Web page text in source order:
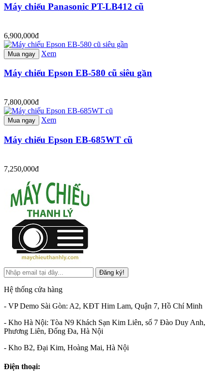
Máy chiếu Panasonic PT-LB412 cũ
6,900,000đ
Mua ngay Xem
Máy chiếu Epson EB-580 cũ siêu gần
7,800,000đ
Mua ngay Xem
Máy chiếu Epson EB-685WT cũ
7,250,000đ
Đăng ký!
Hệ thống cửa hàng
- VP Demo Sài Gòn: A2, KĐT Him Lam, Quận 7, Hồ Chí Minh
- Kho Hà Nội: Tòa N9 Khách Sạn Kim Liên, số 7 Đào Duy Anh,
Phương Liên, Đống Đa, Hà Nội
- Kho B2, Đại Kim, Hoàng Mai, Hà Nội
Điện thoại: